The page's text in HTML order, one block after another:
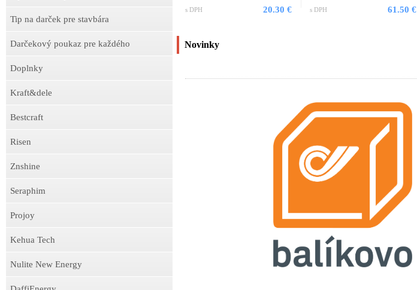
Tip na darček pre stavbára
Darčekový poukaz pre každého
Doplnky
Kraft&dele
Bestcraft
Risen
Znshine
Seraphim
Projoy
Kehua Tech
Nulite New Energy
s DPH 20.30 € s DPH 61.50 €
Novinky